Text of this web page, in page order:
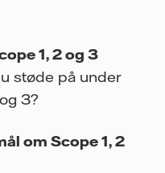
1, 2 og 3
støde på under
3?
om Scope 1, 2